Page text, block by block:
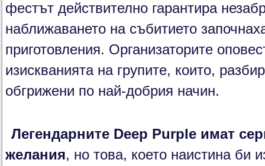
фестът действително гарантира
наближаването на събитието
приготовления. Организаторите
изискванията на групите, които,
обгрижени по най-добрия начин.
Легендарните Deep Purple имат
желания, но това, което наистина би